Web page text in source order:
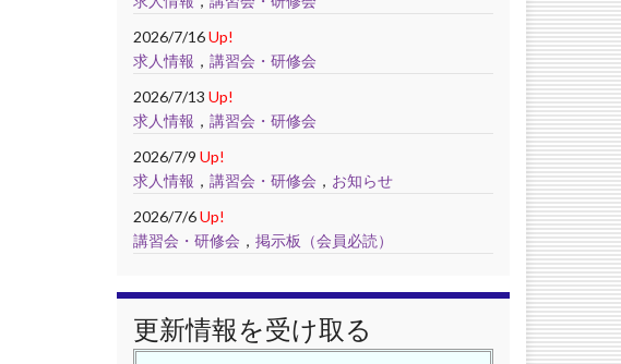
2026/7/16Up!
求人情報 ， 講習会・研修会
2026/7/13 Up!
求人情報 ， 講習会・研修会
2026/7/9 Up!
求人情報 ， 講習会・研修会 ， お知らせ
2026/7/6Up!
講習会・研修会 ， 掲示板（会員必読）
更新情報を受け取る